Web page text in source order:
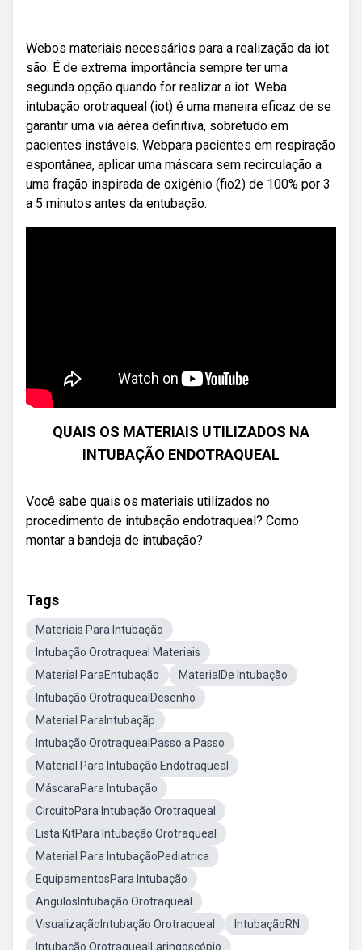
Webos materiais necessários para a realização da iot
são: É de extrema importância sempre ter uma
segunda opção quando for realizar a iot. Weba
intubação orotraqueal (iot) é uma maneira eficaz de se
garantir uma via aérea definitiva, sobretudo em
pacientes instáveis. Webpara pacientes em respiração
espontânea, aplicar uma máscara sem recirculação a
uma fração inspirada de oxigênio (fio2) de 100% por 3
a 5 minutos antes da entubação.
QUAIS OS MATERIAIS UTILIZADOS NA
INTUBAÇÃO ENDOTRAQUEAL
Você sabe quais os materiais utilizados no
procedimento de intubação endotraqueal? Como
montar a bandeja de intubação?
Tags
Materiais Para Intubação
Intubação Orotraqueal Materiais
Material ParaEntubação
MaterialDe Intubação
Intubação OrotraquealDesenho
Material ParaIntubaçãp
Intubação OrotraquealPasso a Passo
Material Para Intubação Endotraqueal
MáscaraPara Intubação
CircuitoPara Intubação Orotraqueal
Lista KitPara Intubação Orotraqueal
Material Para IntubaçãoPediatrica
EquipamentosPara Intubação
AngulosIntubação Orotraqueal
VisualizaçãoIntubação Orotraqueal
IntubaçãoRN
Intubação OrotraquealLaringoscópio